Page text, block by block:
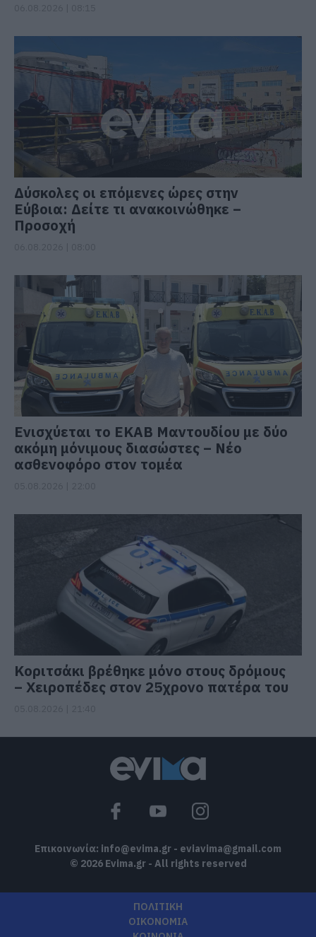
Δύσκολες οι επόμενες ώρες στην
Εύβοια: Δείτε τι ανακοινώθηκε –
Προσοχή
Ενισχύεται το ΕΚΑΒ Μαντουδίου με δύο
ακόμη μόνιμους διασώστες – Νέο
ασθενοφόρο στον τομέα
Κοριτσάκι βρέθηκε μόνο στους δρόμους
– Χειροπέδες στον 25χρονο πατέρα του
Επικοινωνία: info@evima.gr - eviavima@gmail.com
© 2026 Evima.gr - All rights reserved
ΠΟΛΙΤΙΚΗ
ΟΙΚΟΝΟΜΙΑ